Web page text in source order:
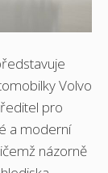
Volvo
ředitel pro
a moderní
názorně